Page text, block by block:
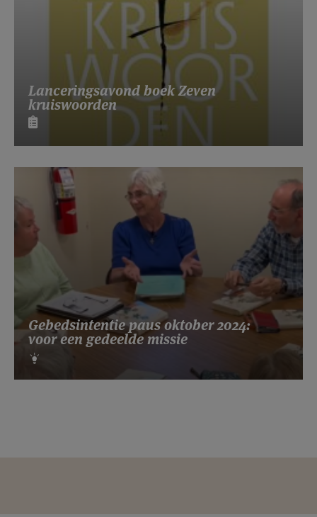
Lanceringsavond boek Zeven
kruiswoorden
Gebedsintentie paus oktober 2024:
voor een gedeelde missie